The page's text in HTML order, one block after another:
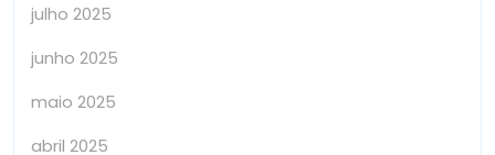
julho 2025
junho 2025
maio 2025
abril 2025